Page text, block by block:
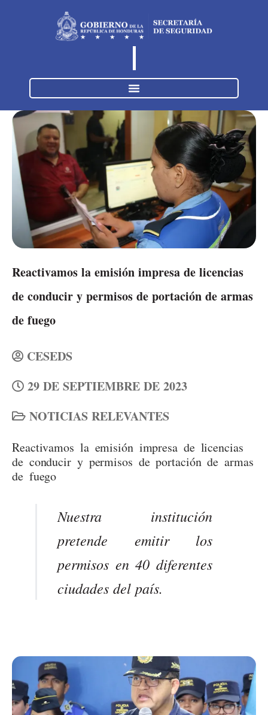
Reactivamos la emisión impresa de licencias
de conducir y permisos de portación de armas
de fuego
CESEDS
29 DE SEPTIEMBRE DE 2023
NOTICIAS RELEVANTES
Reactivamos la emisión impresa de licencias
de conducir y permisos de portación de armas
de fuego
Nuestra institución
pretende emitir los
permisos en 40 diferentes
ciudades del país.